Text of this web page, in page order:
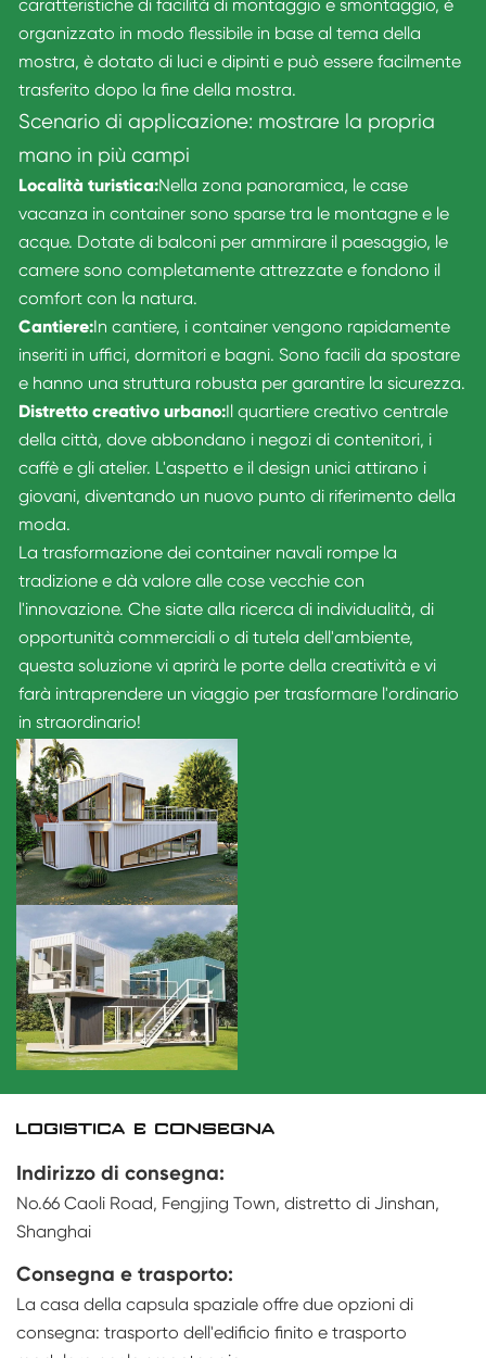
caratteristiche di facilità di montaggio e smontaggio, è
organizzato in modo flessibile in base al tema della
mostra, è dotato di luci e dipinti e può essere facilmente
trasferito dopo la fine della mostra.
Scenario di applicazione: mostrare la propria
mano in più campi
Località turistica:Nella zona panoramica, le case
vacanza in container sono sparse tra le montagne e le
acque. Dotate di balconi per ammirare il paesaggio, le
camere sono completamente attrezzate e fondono il
comfort con la natura.
Cantiere:In cantiere, i container vengono rapidamente
inseriti in uffici, dormitori e bagni. Sono facili da spostare
e hanno una struttura robusta per garantire la sicurezza.
Distretto creativo urbano:Il quartiere creativo centrale
della città, dove abbondano i negozi di contenitori, i
caffè e gli atelier. L'aspetto e il design unici attirano i
giovani, diventando un nuovo punto di riferimento della
moda.
La trasformazione dei container navali rompe la
tradizione e dà valore alle cose vecchie con
l'innovazione. Che siate alla ricerca di individualità, di
opportunità commerciali o di tutela dell'ambiente,
questa soluzione vi aprirà le porte della creatività e vi
farà intraprendere un viaggio per trasformare l'ordinario
in straordinario!
LOGISTICA E CONSEGNA
Indirizzo di consegna:
No.66 Caoli Road, Fengjing Town, distretto di Jinshan,
Shanghai
Consegna e trasporto:
La casa della capsula spaziale offre due opzioni di
consegna: trasporto dell'edificio finito e trasporto